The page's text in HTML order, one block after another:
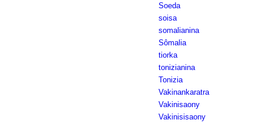
Soeda
soisa
somalianina
Sômalia
tiorka
tonizianina
Tonizia
Vakinankaratra
Vakinisaony
Vakinisisaony